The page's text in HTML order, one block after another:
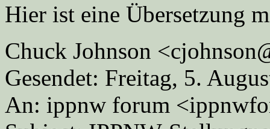
Hier ist eine Übersetzung
Chuck Johnson
Gesendet: Freitag, 5.
An: ippnw forum